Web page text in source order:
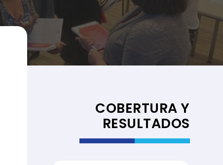
COBERTURA Y
RESULTADOS